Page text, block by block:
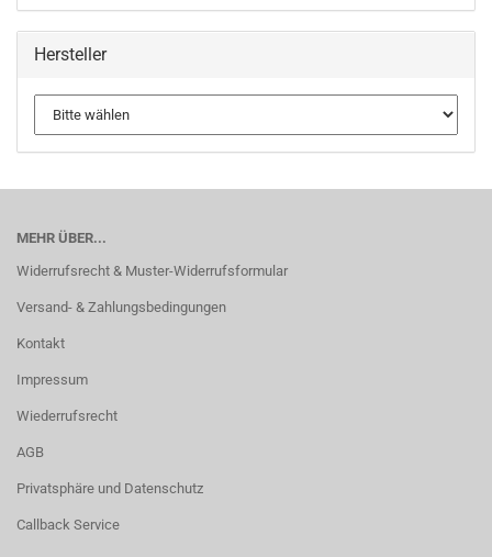
Hersteller
MEHR ÜBER...
Widerrufsrecht & Muster-Widerrufsformular
Versand- & Zahlungsbedingungen
Kontakt
Impressum
Wiederrufsrecht
AGB
Privatsphäre und Datenschutz
Callback Service